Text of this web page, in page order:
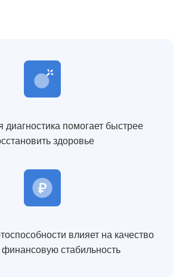
помогает быстрее
здоровье
влияет на качество
стабильность